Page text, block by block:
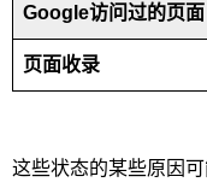
Google访问过的页面
页面收录
这些状态的某些原因